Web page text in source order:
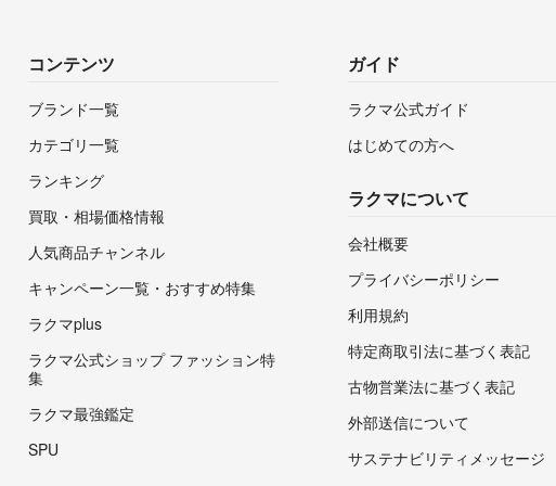
コンテンツ
ブランド一覧
カテゴリ一覧
ランキング
買取・相場価格情報
人気商品チャンネル
キャンペーン一覧・おすすめ特集
ラクマplus
ラクマ公式ショップ ファッション特
集
ラクマ最強鑑定
SPU
ガイド
ラクマ公式ガイド
はじめての方へ
ラクマについて
会社概要
プライバシーポリシー
利用規約
特定商取引法に基づく表記
古物営業法に基づく表記
外部送信について
サステナビリティメッセージ